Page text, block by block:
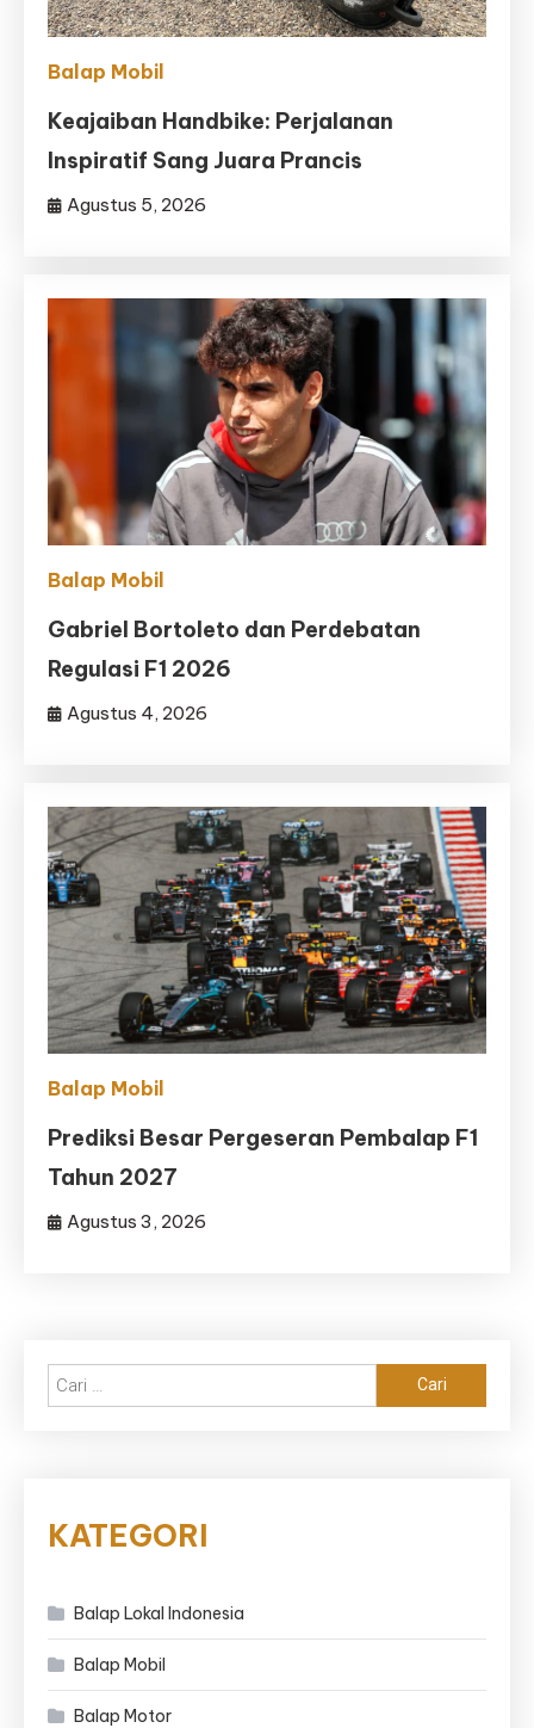
Balap Mobil
Keajaiban Handbike: Perjalanan
Inspiratif Sang Juara Prancis
Agustus 5, 2026
Balap Mobil
Gabriel Bortoleto dan Perdebatan
Regulasi F1 2026
Agustus 4, 2026
Balap Mobil
Prediksi Besar Pergeseran Pembalap F1
Tahun 2027
Agustus 3, 2026
untuk:
KATEGORI
Balap Lokal Indonesia
Balap Mobil
Balap Motor